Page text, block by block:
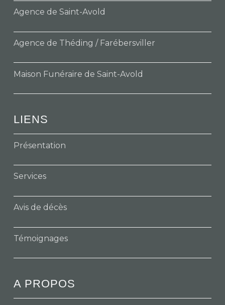
Agence de Saint-Avold
Agence de Théding / Farébersviller
Maison Funéraire de Saint-Avold
LIENS
Présentation
Services
Avis de décès
Témoignages
A PROPOS